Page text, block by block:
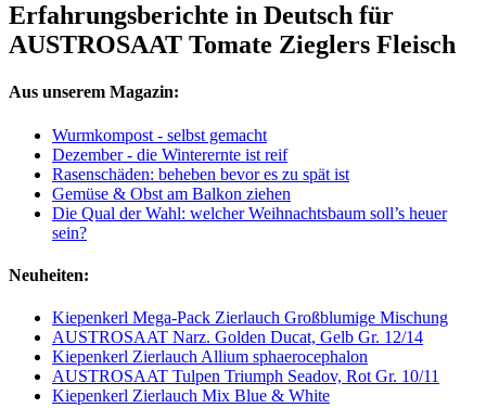
Erfahrungsberichte in Deutsch für
AUSTROSAAT Tomate Zieglers Fleisch
Aus unserem Magazin:
Wurmkompost - selbst gemacht
Dezember - die Winterernte ist reif
Rasenschäden: beheben bevor es zu spät ist
Gemüse & Obst am Balkon ziehen
Die Qual der Wahl: welcher Weihnachtsbaum soll’s heuer
sein?
Neuheiten:
Kiepenkerl Mega-Pack Zierlauch Großblumige Mischung
AUSTROSAAT Narz. Golden Ducat, Gelb Gr. 12/14
Kiepenkerl Zierlauch Allium sphaerocephalon
AUSTROSAAT Tulpen Triumph Seadov, Rot Gr. 10/11
Kiepenkerl Zierlauch Mix Blue & White